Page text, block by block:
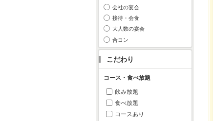
会社の宴会
接待・会食
大人数の宴会
合コン
こだわり
コース・食べ放題
飲み放題
食べ放題
コースあり